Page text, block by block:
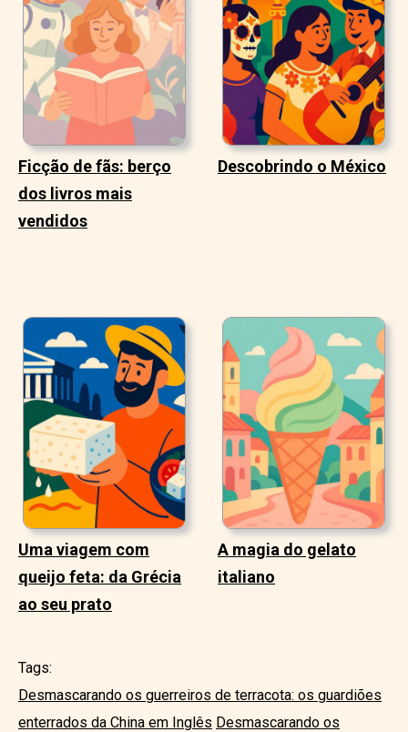
Ficção de fãs: berço
dos livros mais
vendidos
Descobrindo o México
Uma viagem com
queijo feta: da Grécia
ao seu prato
A magia do gelato
italiano
Tags:
Desmascarando os guerreiros de terracota: os guardiões
enterrados da China em Inglês Desmascarando os